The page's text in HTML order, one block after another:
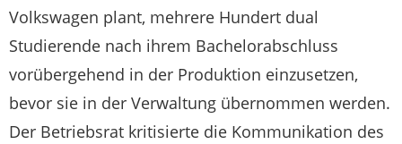
Volkswagen plant, mehrere Hundert dual
Studierende nach ihrem Bachelorabschluss
vorübergehend in der Produktion einzusetzen,
bevor sie in der Verwaltung übernommen werden.
Der Betriebsrat kritisierte die Kommunikation des